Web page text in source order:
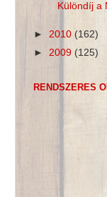
Különdíj a
► 2010 (162)
► 2009 (125)
RENDSZERES